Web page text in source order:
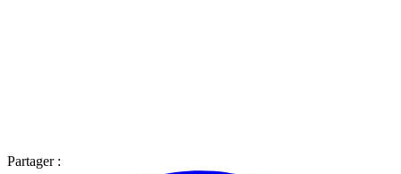
Partager :